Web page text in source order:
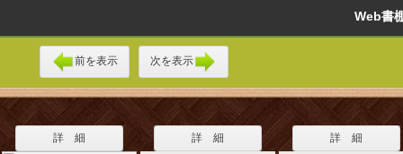
Web
前を表示 次を表示
詳 細 詳 細 詳 細